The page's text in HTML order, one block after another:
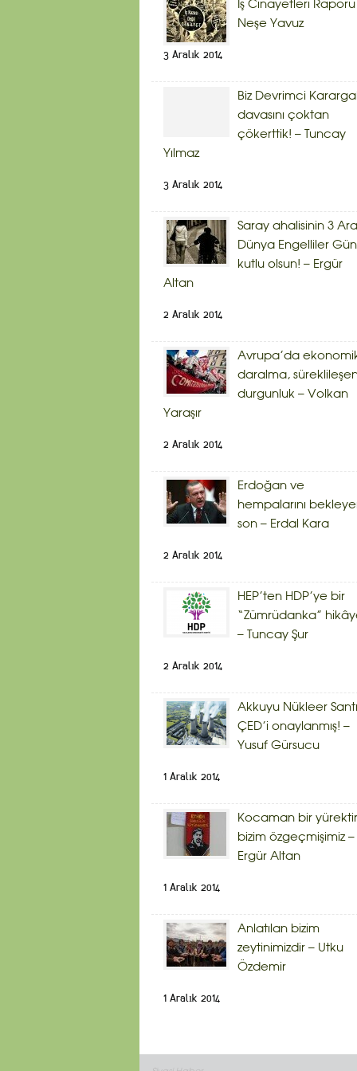
İş Cinayetleri Raporu
Neşe Yavuz
3 Aralık 2014
Biz Devrimci
davasını çoktan
çökerttik! – Tuncay
Yılmaz
3 Aralık 2014
Saray ahalisinin 3
Dünya Engelliler
kutlu olsun! – Ergür
Altan
2 Aralık 2014
Avrupa’da
daralma,
durgunluk – Volkan
Yaraşır
2 Aralık 2014
Erdoğan ve
hempalarını
son – Erdal Kara
2 Aralık 2014
HEP’ten HDP’ye bir
“Zümrüdanka”
– Tuncay Şur
2 Aralık 2014
Akkuyu Nükleer
ÇED’i onaylanmış! –
Yusuf Gürsucu
1 Aralık 2014
Kocaman bir yürektir
bizim özgeçmişimiz –
Ergür Altan
1 Aralık 2014
Anlatılan bizim
zeytinimizdir – Utku
Özdemir
1 Aralık 2014